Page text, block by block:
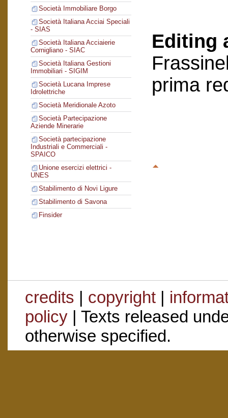
Società Immobiliare Borgo
Società Italiana Acciai Speciali
- SIAS
Società Italiana Acciaierie
Cornigliano - SIAC
Società Italiana Gestioni
Immobiliari - SIGIM
Società Lucana Imprese
Idrolettriche
Società Meridionale Azoto
Società Partecipazione
Aziende Minerarie
Società partecipazione
Industriali e Commerciali -
SPAICO
Unione esercizi elettrici -
UNES
Stabilimento di Novi Ligure
Stabilimento di Savona
Finsider
Editing
prima
credits | copyright|
policy| Texts released
otherwise specified.